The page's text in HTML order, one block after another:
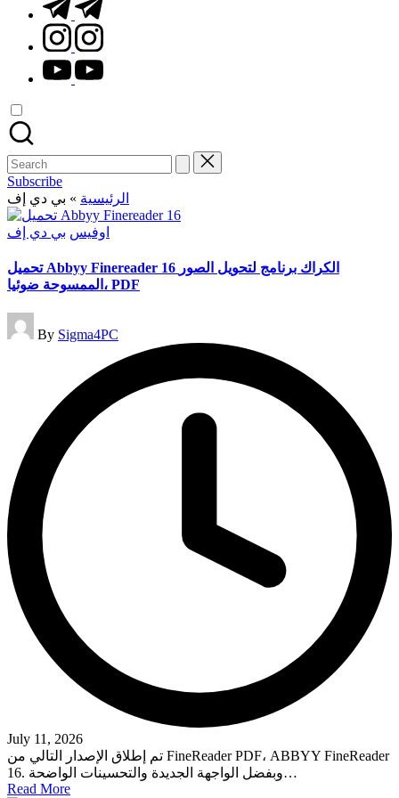
instagram.com
youtube.com
Search
for:
Subscribe
الرئيسية » بي دي إف
Posted
اوفيس بي دي إف
تحميل Abbyy Finereader 16 الكراك برنامج لتحويل الصور
الممسوحة ضوئيا، PDF
Posted
by
By Sigma4PC
July 11, 2026
تم إطلاق الإصدار التالي من FineReader PDF، ABBYY FineReader
16. وبفضل الواجهة الجديدة والتحسينات الواضحة…
Read More